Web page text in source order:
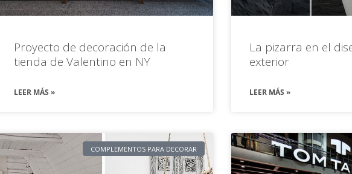
Proyecto de decoración de la
tienda de Valentino en NY
LEER MÁS »
La pizarra en el
exterior
LEER MÁS »
COMPLEMENTOS PARA DECORAR